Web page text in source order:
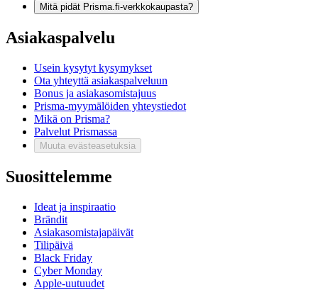
Mitä pidät Prisma.fi-verkkokaupasta?
Asiakaspalvelu
Usein kysytyt kysymykset
Ota yhteyttä asiakaspalveluun
Bonus ja asiakasomistajuus
Prisma-myymälöiden yhteystiedot
Mikä on Prisma?
Palvelut Prismassa
Muuta evästeasetuksia
Suosittelemme
Ideat ja inspiraatio
Brändit
Asiakasomistajapäivät
Tilipäivä
Black Friday
Cyber Monday
Apple-uutuudet